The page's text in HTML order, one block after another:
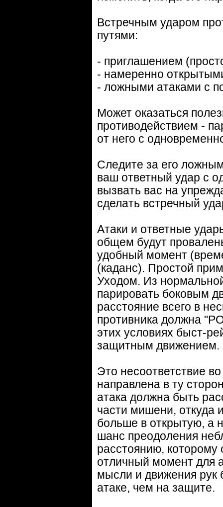
Встречным ударом
путями:
- приглашением
- намеренно
- ложными атаками с
Может оказаться
противодействием -
от него с
Следите за его
ваш ответный удар с
вызвать вас на
сделать встречный
Атаки и ответные
общем будут
удобный момент
(каданс). Простой
Уходом. Из
парировать боковым
расстояние всего в
противника должна
этих условиях быст-
защитным движением.
Это несоответствие
направлена в ту
атака должна быть
части мишени, откуда
больше в открытую, а
шанс преодоления
расстоянию,
отличный момент для
мысли и движения рук
атаке, чем на защите.